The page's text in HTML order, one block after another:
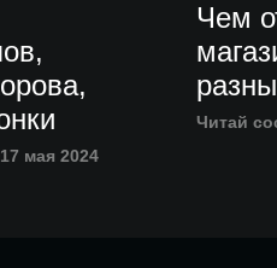
17 мая 2024
Чем
Читай